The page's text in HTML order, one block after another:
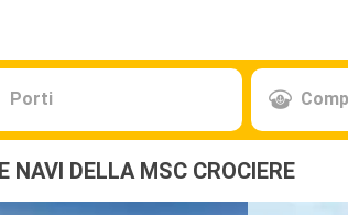
Porti
NAVI DELLA MSC CROCIERE